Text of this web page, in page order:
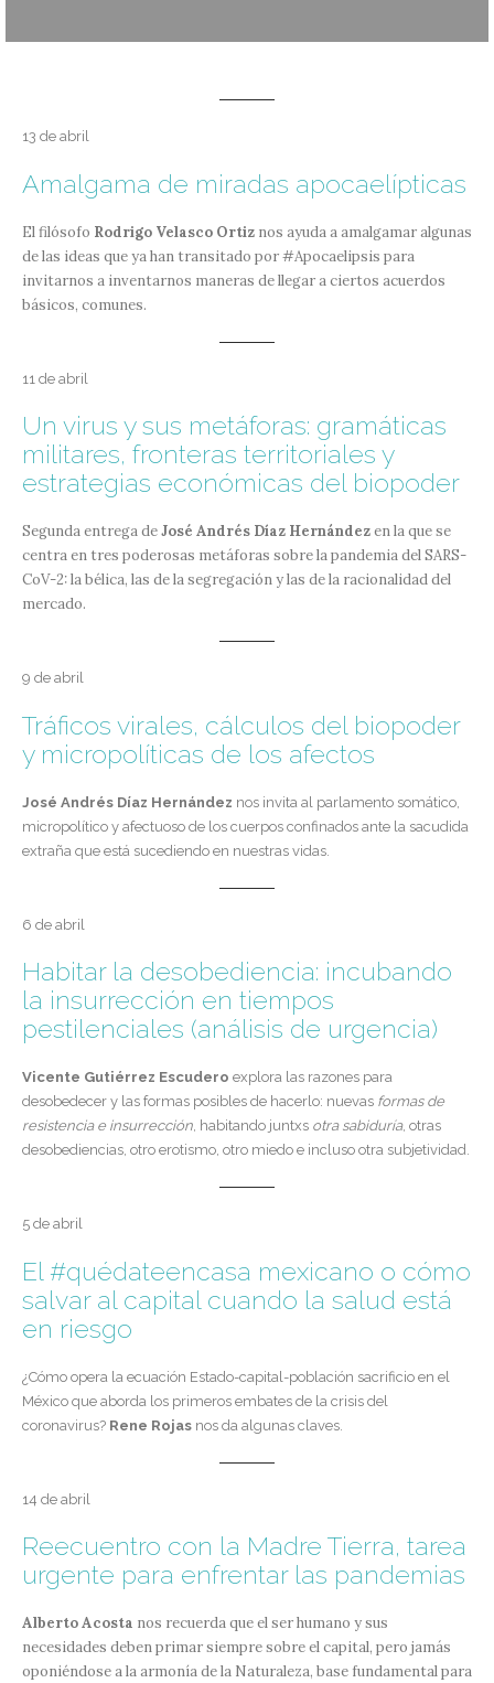
13 de abril
Amalgama de miradas apocaelípticas
El filósofo Rodrigo Velasco Ortiz nos ayuda a amalgamar algunas
de las ideas que ya han transitado por #Apocaelipsis para
invitarnos a inventarnos maneras de llegar a ciertos acuerdos
básicos, comunes.
11 de abril
Un virus y sus metáforas: gramáticas
militares, fronteras territoriales y
estrategias económicas del biopoder
Segunda entrega deJosé Andrés Díaz Hernándezen la que se
centra en tres poderosas metáforas sobre la pandemia del SARS-
CoV-2: la bélica, las de la segregación y las de la racionalidad del
mercado.
9 de abril
Tráficos virales, cálculos del biopoder
y micropolíticas de los afectos
José Andrés Díaz Hernández nos invita al parlamento somático,
micropolítico y afectuoso de los cuerpos confinados ante la sacudida
extraña que está sucediendo en nuestras vidas.
6 de abril
Habitar la desobediencia: incubando
la insurrección en tiempos
pestilenciales (análisis de urgencia)
Vicente Gutiérrez Escudero explora las razones para
desobedecer y las formas posibles de hacerlo: nuevas formas de
resistencia e insurrección, habitando juntxs otra sabiduría, otras
desobediencias, otro erotismo, otro miedo e incluso otra subjetividad.
5 de abril
El #quédateencasa mexicano o cómo
salvar al capital cuando la salud está
en riesgo
¿Cómo opera la ecuación Estado-capital-población sacrificio en el
México que aborda los primeros embates de la crisis del
coronavirus? Rene Rojas nos da algunas claves.
14 de abril
Reecuentro con la Madre Tierra, tarea
urgente para enfrentar las pandemias
Alberto Acosta nos recuerda que el ser humano y sus
necesidades deben primar siempre sobre el capital, pero jamás
oponiéndose a la armonía de la Naturaleza, base fundamental para